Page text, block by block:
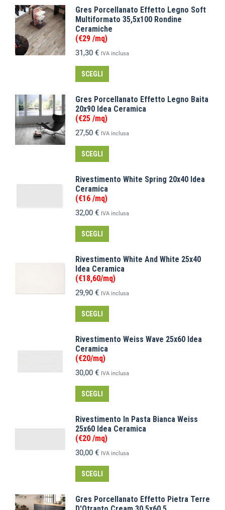
Gres Porcellanato Effetto Legno Soft
Multiformato 35,5x100 Rondine
Ceramiche
(€29 /mq)
31,30 € IVA inclusa
SCEGLI
Gres Porcellanato Effetto Legno Baita
20x90 Idea Ceramica
(€25 /mq)
27,50 € IVA inclusa
SCEGLI
Rivestimento White Spring 20x40 Idea
Ceramica
(€16 /mq)
32,00 € IVA inclusa
SCEGLI
Rivestimento White And White 25x40
Idea Ceramica
(€18,60/mq)
29,90 € IVA inclusa
SCEGLI
Rivestimento Weiss Wave 25x60 Idea
Ceramica
(€20/mq)
30,00 € IVA inclusa
SCEGLI
Rivestimento In Pasta Bianca Weiss
25x60 Idea Ceramica
(€20 /mq)
30,00 € IVA inclusa
SCEGLI
Gres Porcellanato Effetto Pietra Terre